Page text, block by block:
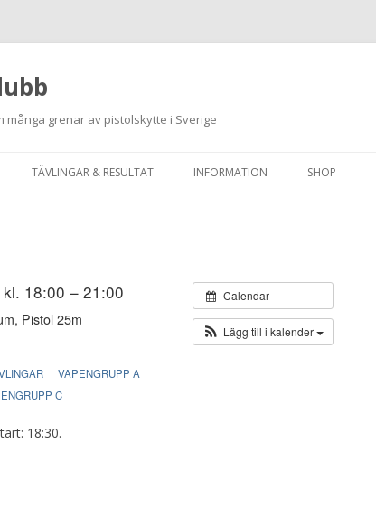
många grenar av pistolskytte i Sverige
till
TÄVLINGAR & RESULTAT INFORMATION
RUTINER FÖR SKJUTLEDARE
FÄLTSKYTTE
SHOP
Calendar
Lägg till i kalender
18:00 – 21:00
Pistol 25m
VAPENGRUPP A
C
18:30.